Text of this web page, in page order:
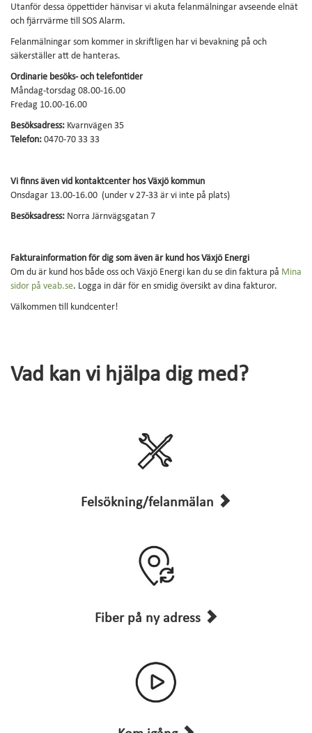
Utanför dessa öppettider hänvisar vi akuta felanmälningar avseende elnät
och fjärrvärme till SOS Alarm.
Felanmälningar som kommer in skriftligen har vi bevakning på och
säkerställer att de hanteras.
Ordinarie besöks- och telefontider
Måndag-torsdag 08.00-16.00
Fredag 10.00-16.00
Besöksadress: Kvarnvägen 35
Telefon: 0470-70 33 33
Vi finns även vid kontaktcenter hos Växjö kommun
Onsdagar 13.00-16.00 (under v 27-33 är vi inte på plats)
Besöksadress: Norra Järnvägsgatan 7
Fakturainformation för dig som även är kund hos Växjö Energi
Om du är kund hos både oss och Växjö Energi kan du se din faktura på Mina
sidor på veab.se. Logga in där för en smidig översikt av dina fakturor.
Välkommen till kundcenter!
Vad kan vi hjälpa dig med?
Felsökning/felanmälan
Fiber på ny adress